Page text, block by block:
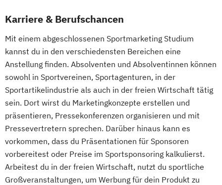
Karriere & Berufschancen
Mit einem abgeschlossenen Sportmarketing Studium
kannst du in den verschiedensten Bereichen eine
Anstellung finden. Absolventen und Absolventinnen können
sowohl in Sportvereinen, Sportagenturen, in der
Sportartikelindustrie als auch in der freien Wirtschaft tätig
sein. Dort wirst du Marketingkonzepte erstellen und
präsentieren, Pressekonferenzen organisieren und mit
Pressevertretern sprechen. Darüber hinaus kann es
vorkommen, dass du Präsentationen für Sponsoren
vorbereitest oder Preise im Sportsponsoring kalkulierst.
Arbeitest du in der freien Wirtschaft, nutzt du sportliche
Großveranstaltungen, um Werbung für dein Produkt zu